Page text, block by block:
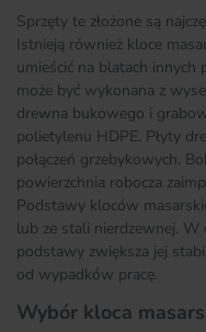
Sprzęty te złożone są
Istnieją również kloce
umieścić na blatach innych
może być wykonana z
drewna bukowego i
polietylenu HDPE. Płyty
połączeń grzebykowych.
powierzchnia robocza
Podstawy kloców
lub ze stali nierdzewnej. W
podstawy zwiększa jej
od wypadków pracę.
Wybór kloca